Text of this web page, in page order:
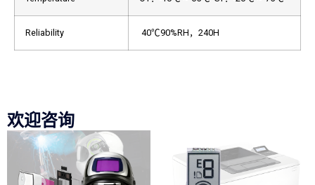
Reliability 40℃90%RH，240H
欢迎咨询